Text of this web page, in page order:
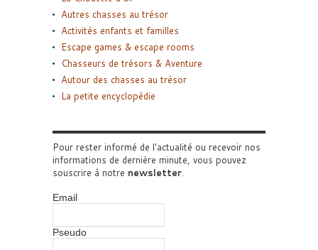
Autres chasses au trésor
Activités enfants et familles
Escape games & escape rooms
Chasseurs de trésors & Aventure
Autour des chasses au trésor
La petite encyclopédie
Pour rester informé de l'actualité ou recevoir nos
informations de dernière minute, vous pouvez
souscrire à notre newsletter.
Email
Pseudo